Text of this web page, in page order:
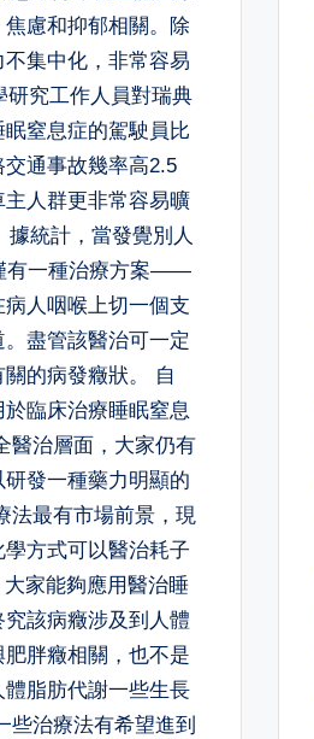
慮和抑郁相關。除
集中化，非常容易
研究工作人員對瑞典
窒息症的駕駛員比
通事故幾率高2.5
人群更非常容易曠
統計，當發覺別人
有一種治療方案——
人咽喉上切一個支
盡管該醫治可一定
的病發癥狀。 自
臨床治療睡眠窒息
醫治層面，大家仍有
發一種藥力明顯的
法最有市場前景，現
方式可以醫治耗子
家能夠應用醫治睡
該病癥涉及到人體
胖癥相關，也不是
脂肪代謝一些生長
些治療法有希望進到